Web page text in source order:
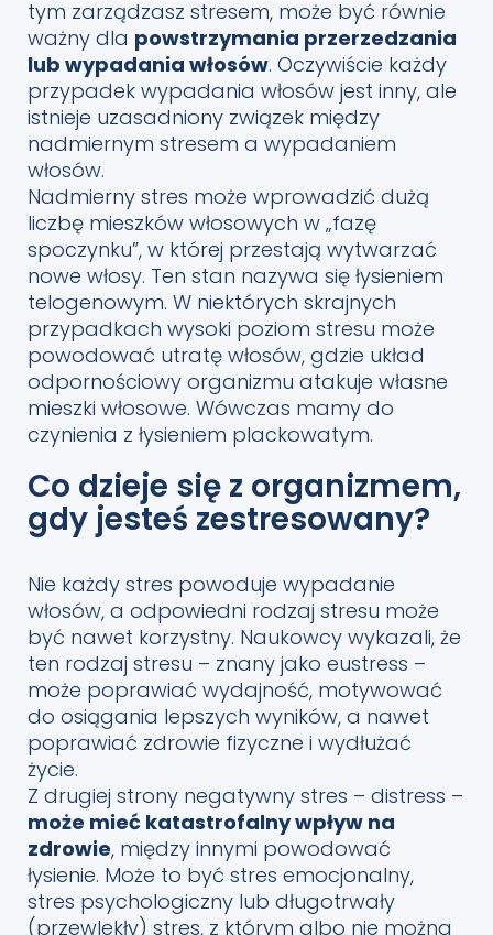
tym zarządzasz stresem, może być równie
ważny dla powstrzymania przerzedzania
lub wypadania włosów. Oczywiście każdy
przypadek wypadania włosów jest inny, ale
istnieje uzasadniony związek między
nadmiernym stresem a wypadaniem
włosów.
Nadmierny stres może wprowadzić dużą
liczbę mieszków włosowych w „fazę
spoczynku”, w której przestają wytwarzać
nowe włosy. Ten stan nazywa się łysieniem
telogenowym. W niektórych skrajnych
przypadkach wysoki poziom stresu może
powodować utratę włosów, gdzie układ
odpornościowy organizmu atakuje własne
mieszki włosowe. Wówczas mamy do
czynienia z łysieniem plackowatym.
Co dzieje się z organizmem,
gdy jesteś zestresowany?
Nie każdy stres powoduje wypadanie
włosów, a odpowiedni rodzaj stresu może
być nawet korzystny. Naukowcy wykazali, że
ten rodzaj stresu – znany jako eustress –
może poprawiać wydajność, motywować
do osiągania lepszych wyników, a nawet
poprawiać zdrowie fizyczne i wydłużać
życie.
Z drugiej strony negatywny stres – distress –
może mieć katastrofalny wpływ na
zdrowie, między innymi powodować
łysienie. Może to być stres emocjonalny,
stres psychologiczny lub długotrwały
(przewlekły) stres, z którym albo nie można